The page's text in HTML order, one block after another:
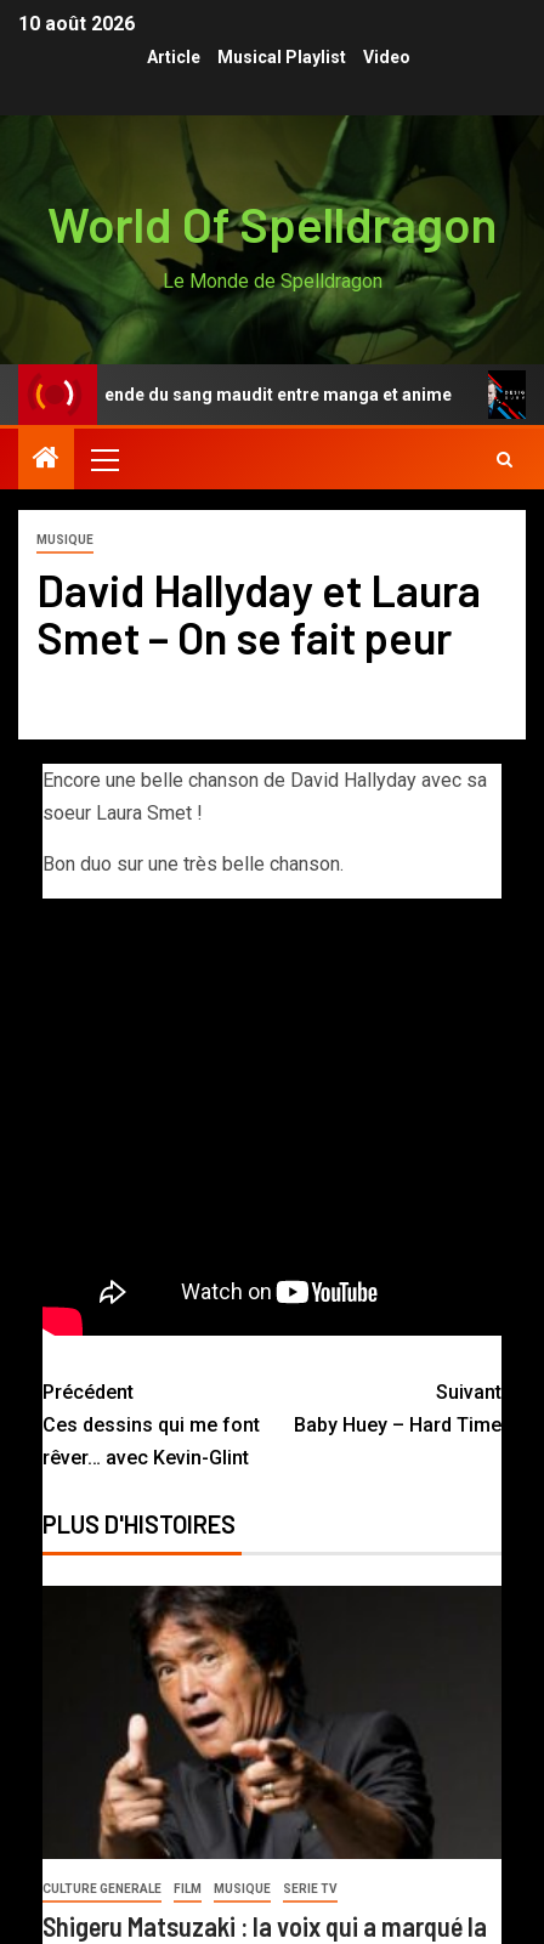
10 août 2026
Article Musical Playlist Video
World Of Spelldragon
Le Monde de Spelldragon
la légende du sang maudit entre manga et anime
MUSIQUE
David Hallyday et Laura
Smet – On se fait peur
Encore une belle chanson de David Hallyday avec sa
soeur Laura Smet !
Bon duo sur une très belle chanson.
Précédent
Ces dessins qui me font
rêver… avec Kevin-Glint
Suivant
Baby Huey – Hard Time
PLUS D'HISTOIRES
CULTURE GENERALE FILM MUSIQUE SERIE TV
Shigeru Matsuzaki : la voix qui a marqué la